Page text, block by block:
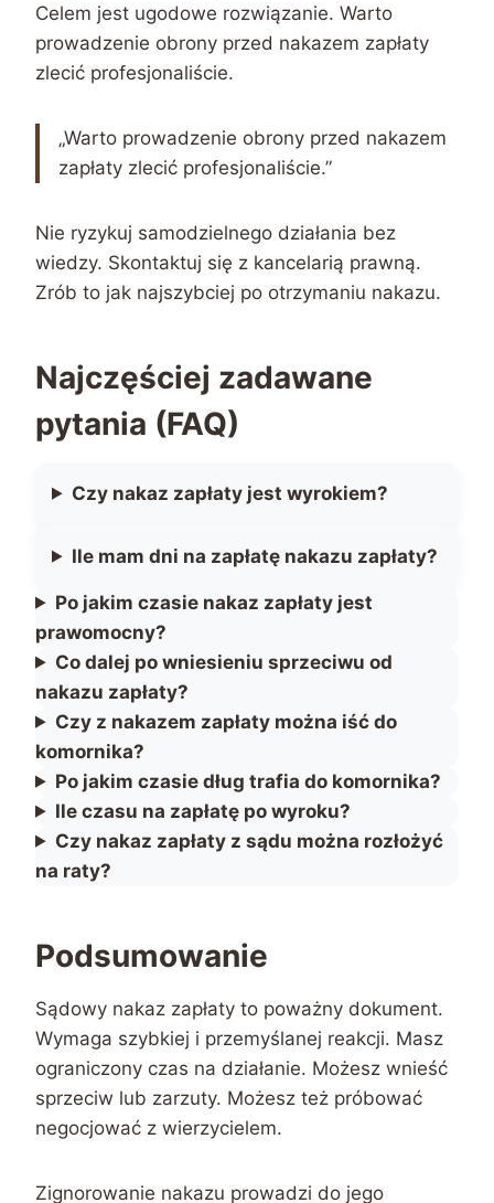
Celem jest ugodowe rozwiązanie. Warto
prowadzenie obrony przed nakazem zapłaty
zlecić profesjonaliście.
„Warto prowadzenie obrony przed nakazem
zapłaty zlecić profesjonaliście.”
Nie ryzykuj samodzielnego działania bez
wiedzy. Skontaktuj się z kancelarią prawną.
Zrób to jak najszybciej po otrzymaniu nakazu.
Najczęściej zadawane
pytania (FAQ)
Czy nakaz zapłaty jest wyrokiem?
Ile mam dni na zapłatę nakazu zapłaty?
Po jakim czasie nakaz zapłaty jest
prawomocny?
Co dalej po wniesieniu sprzeciwu od
nakazu zapłaty?
Czy z nakazem zapłaty można iść do
komornika?
Po jakim czasie dług trafia do komornika?
Ile czasu na zapłatę po wyroku?
Czy nakaz zapłaty z sądu można rozłożyć
na raty?
Podsumowanie
Sądowy nakaz zapłaty to poważny dokument.
Wymaga szybkiej i przemyślanej reakcji. Masz
ograniczony czas na działanie. Możesz wnieść
sprzeciw lub zarzuty. Możesz też próbować
negocjować z wierzycielem.
Zignorowanie nakazu prowadzi do jego